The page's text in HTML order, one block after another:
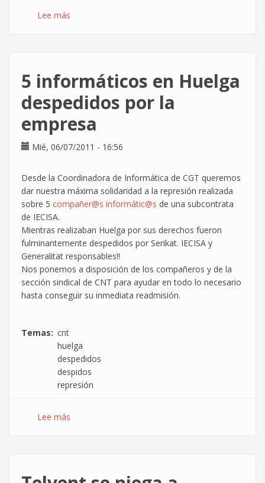
Lee más
los
manifestantes
del
25S
5 informáticos en Huelga
despedidos por la
empresa
Mié, 06/07/2011 - 16:56
Desde la Coordinadora de Informática de CGT queremos
dar nuestra máxima solidaridad a la represión realizada
sobre 5 compañer@s informátic@s de una subcontrata
de IECISA.
Mientras realizaban Huelga por sus derechos fueron
fulminantemente despedidos por Serikat. IECISA y
Generalitat responsables!!
Nos ponemos a disposición de los compañeros y de la
sección sindical de CNT para ayudar en todo lo necesario
hasta conseguir su inmediata readmisión.
Temas
cnt
huelga
despedidos
despidos
represión
Lee más